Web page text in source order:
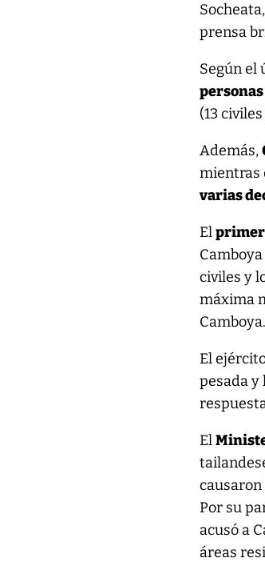
prensa
Según
personas
(13
Además,
mientras
varias
Elprimer
civiles y
máxima
Camboya.
El
pesada y
El
causaron
Por su
acusó a
áreas